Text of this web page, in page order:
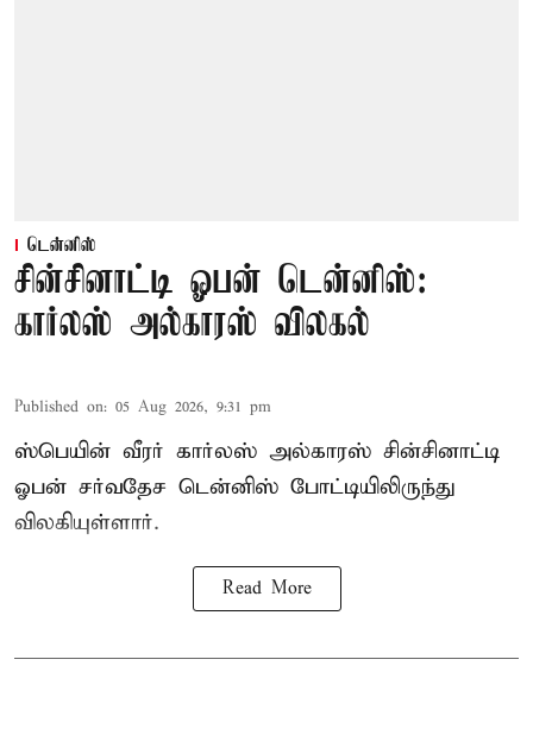
டென்னிஸ்
சின்சினாட்டி ஓபன் டென்னிஸ்:
கார்லஸ் அல்காரஸ் விலகல்
Published on: 05 Aug 2026, 9:31 pm
ஸ்பெயின் வீரர் கார்லஸ் அல்காரஸ் சின்சினாட்டி
ஓபன் சர்வதேச டென்னிஸ் போட்டியிலிருந்து
விலகியுள்ளார்.
Read More